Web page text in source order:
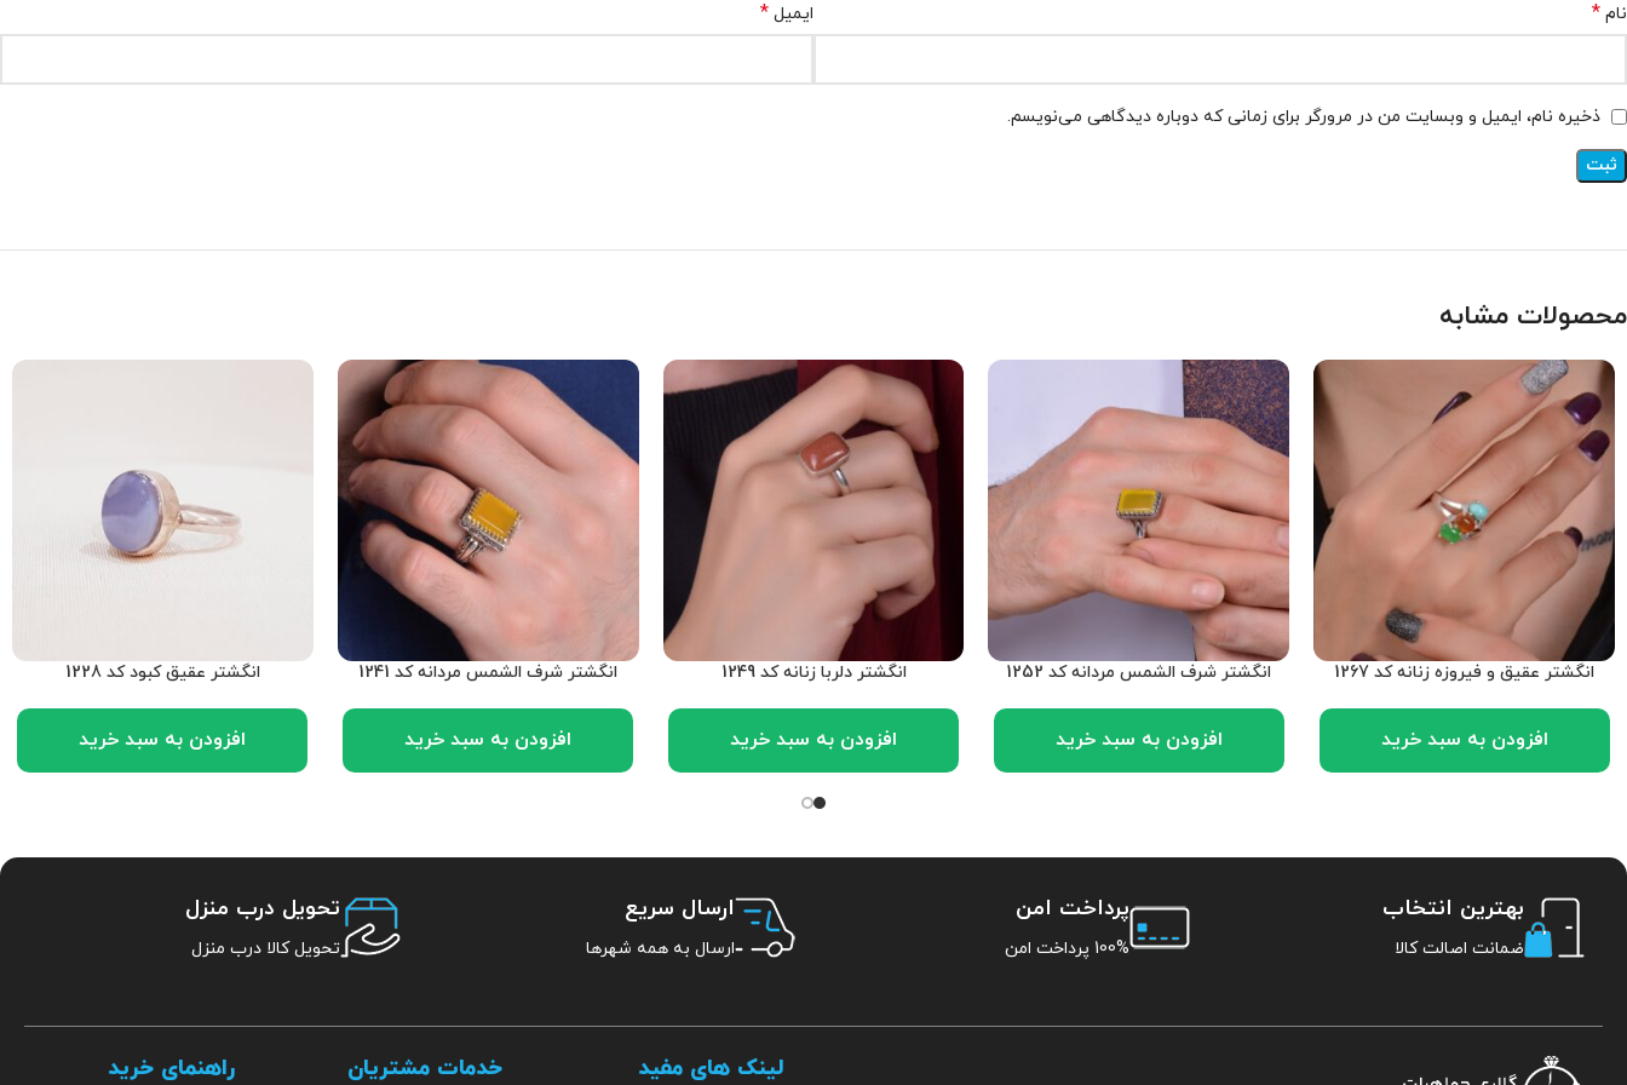
نام * ایمیل *
ذخیره نام، ایمیل و وبسایت من در مرورگر برای زمانی که دوباره دیدگاهی می‌نویسم.
محصولات مشابه
انگشتر عقیق و فیروزه زنانه کد 1267
افزودن به سبد خرید
انگشتر شرف الشمس مردانه کد 1252
افزودن به سبد خرید
انگشتر دلربا زنانه کد 1249
افزودن به سبد خرید
انگشتر شرف الشمس مردانه کد 1241
افزودن به سبد خرید
انگشتر عقیق کبود کد 1228
افزودن به سبد خرید
بهترین انتخاب
ضمانت اصالت کالا
پرداخت امن
100% پرداخت امن
ارسال سریع
ارسال به همه شهرها
تحویل درب منزل
تحویل کالا درب منزل
لینک های مفید خدمات مشتریان راهنمای خرید